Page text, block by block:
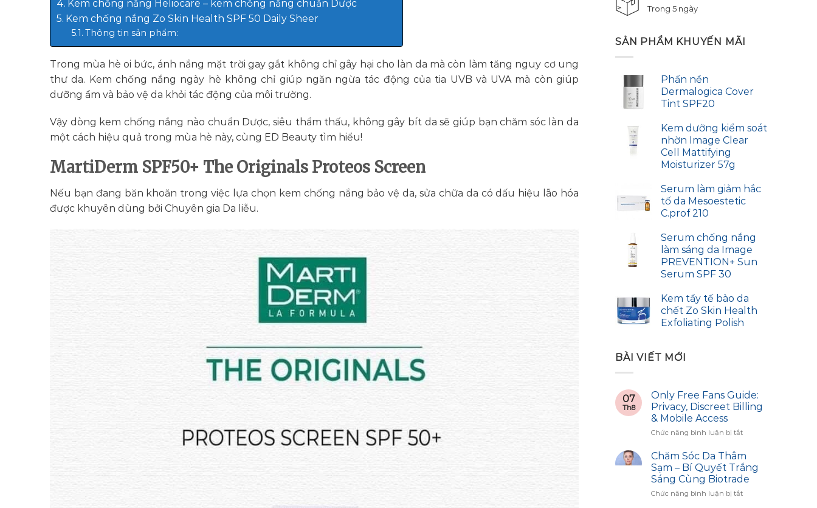
Kem chống nắng Heliocare – kem chống nắng chuẩn Dược
Kem chống nắng Zo Skin Health SPF 50 Daily Sheer
Thông tin sản phẩm:
Trong mùa hè oi bức, ánh nắng mặt trời gay gắt không chỉ gây hại cho làn da mà còn làm tăng nguy cơ ung
thư da. Kem chống nắng ngày hè không chỉ giúp ngăn ngừa tác động của tia UVB và UVA mà còn giúp
dưỡng ẩm và bảo vệ da khỏi tác động của môi trường.
Vậy dòng kem chống nắng nào chuẩn Dược, siêu thẩm thấu, không gây bít da sẽ giúp bạn chăm sóc làn da
một cách hiệu quả trong mùa hè này, cùng ED Beauty tìm hiểu!
MartiDerm SPF50+ The Originals Proteos Screen
Nếu bạn đang băn khoăn trong việc lựa chọn kem chống nắng bảo vệ da, sửa chữa da có dấu hiệu lão hóa
được khuyên dùng bởi Chuyên gia Da liễu.
Trong 5 ngày
SẢN PHẨM KHUYẾN MÃI
Phấn nền
Dermalogica Cover
Tint SPF20
Kem dưỡng kiểm soát
nhờn Image Clear
Cell Mattifying
Moisturizer 57g
Serum làm giảm hắc
tố da Mesoestetic
C.prof 210
Serum chống nắng
làm sáng da Image
PREVENTION+ Sun
Serum SPF 30
Kem tẩy tế bào da
chết Zo Skin Health
Exfoliating Polish
BÀI VIẾT MỚI
07
Th8
Only Free Fans Guide:
Privacy, Discreet Billing
& Mobile Access
Chức năng bình luận bị tắtở
Free
Fans
Guide:
Privacy,
Discreet
Chăm Sóc Da Thâm
Sạm – Bí Quyết Trắng
Sáng Cùng Biotrade
Chức năng bình luận bị tắtở